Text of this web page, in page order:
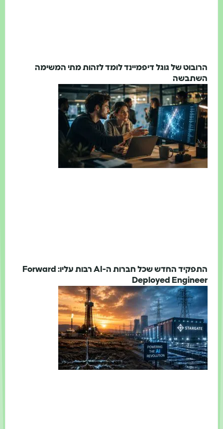
הרובוט של גוגל דיפמיינד לומד לזהות מתי המשימה
השתבשה
התפקיד החדש שכל חברות ה-AI רבות עליו: Forward
Deployed Engineer